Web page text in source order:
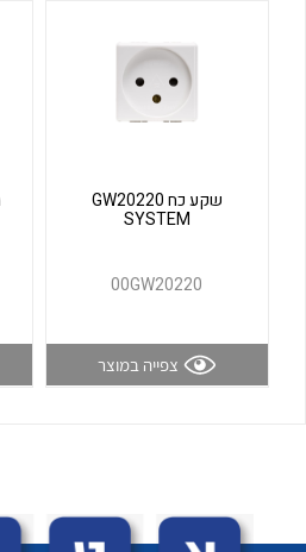
לכל מוצרי היצרן
שקע כח GW20220
SYSTEM
00GW20220
צפייה במוצר